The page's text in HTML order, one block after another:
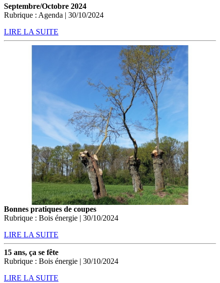
Septembre/Octobre 2024
Rubrique : Agenda | 30/10/2024
LIRE LA SUITE
Bonnes pratiques de coupes
Rubrique : Bois énergie | 30/10/2024
LIRE LA SUITE
15 ans, ça se fête
Rubrique : Bois énergie | 30/10/2024
LIRE LA SUITE